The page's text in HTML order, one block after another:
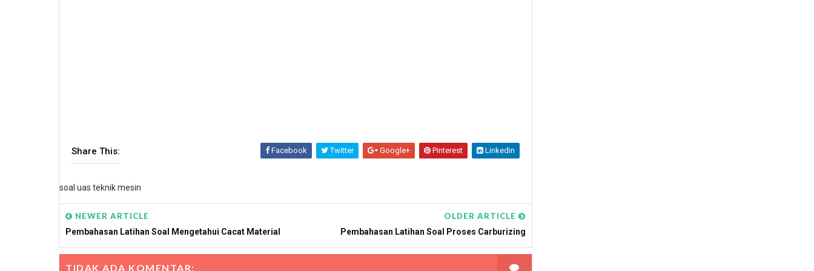
Share This: Facebook Twitter Google+ Pinterest Linkedin
soal uas teknik mesin
NEWER ARTICLE
Pembahasan Latihan Soal Mengetahui Cacat Material
OLDER ARTICLE
Pembahasan Latihan Soal Proses Carburizing
TIDAK ADA KOMENTAR: